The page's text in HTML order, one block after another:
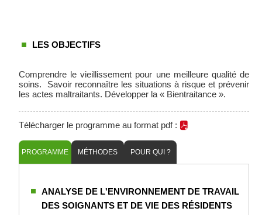
LES OBJECTIFS
Comprendre le vieillissement pour une meilleure qualité de
soins. Savoir reconnaître les situations à risque et prévenir
les actes maltraitants. Développer la « Bientraitance ».
Télécharger le programme au format pdf :
PROGRAMME MÉTHODES POUR QUI ?
ANALYSE DE L'ENVIRONNEMENT DE TRAVAIL
DES SOIGNANTS ET DE VIE DES RÉSIDENTS